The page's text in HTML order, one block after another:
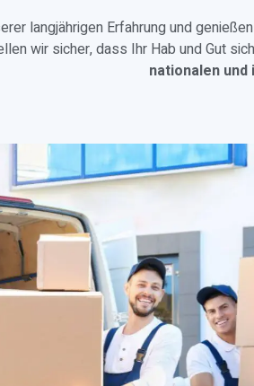
langjährigen Erfahrung und
wir sicher, dass Ihr Hab und Gut
nationalen